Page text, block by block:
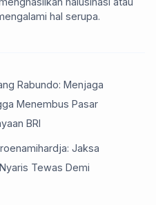
hal serupa.
Rabundo: Menjaga
Menembus Pasar
BRI
Jaksa
Tewas Demi